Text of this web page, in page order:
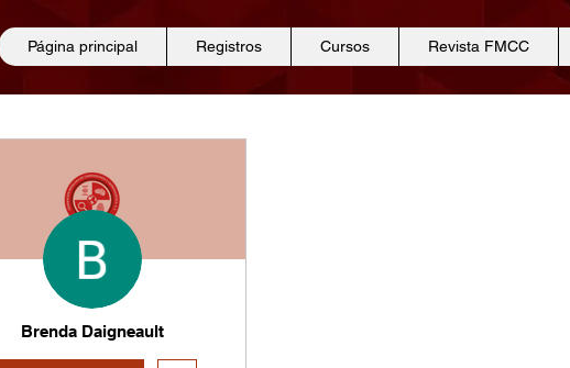
Página principal Registros Cursos Revista FMCC
Brenda Daigneault
Más acciones